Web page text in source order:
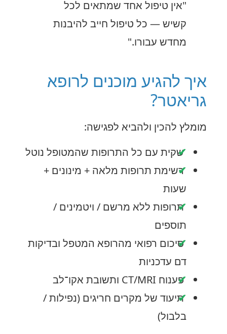
"אין טיפול אחד שמתאים לכל
קשיש — כל טיפול חייב להיבנות
מחדש עבורו."
איך להגיע מוכנים לרופא
גריאטר?
מומלץ להכין ולהביא לפגישה:
שקית עם כל התרופות שהמטופל נוטל
רשימת תרופות מלאה + מינונים +
שעות
תרופות ללא מרשם / ויטמינים /
תוספים
סיכום רפואי מהרופא המטפל ובדיקות
דם עדכניות
פענוח CT/MRI ותשובת אקו־לב
תיעוד של מקרים חריגים (נפילות /
בלבול)